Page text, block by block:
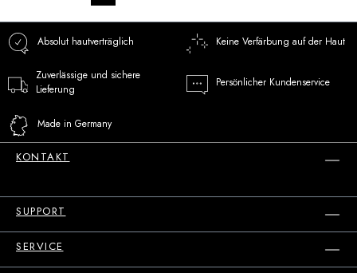
Absolut hautverträglich Keine Verfärbung auf der Haut
Zuverlässige und sichere
Lieferung
Persönlicher Kundenservice
Made in Germany
KONTAKT
SUPPORT
SERVICE